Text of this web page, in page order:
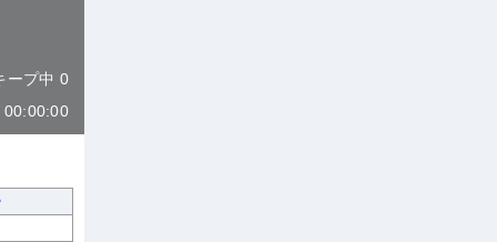
ープ中 0
00:00:00